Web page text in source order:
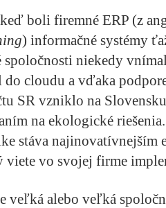
boli firemné ERP (z
) informačné systémy
spoločnosti niekedy
cloudu a vďaka
SR vzniklo na
na ekologické
stáva najinovatívnejším
viete vo svojej firme
veľká alebo veľká